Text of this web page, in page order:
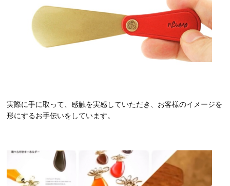
実際に手に取って、感触を実感していただき、お客様のイメージを
形にするお手伝いをしています。
動
プ